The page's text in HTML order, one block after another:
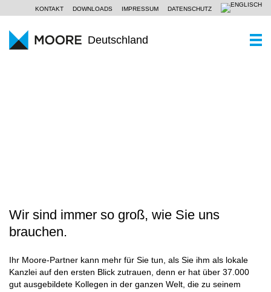
KONTAKT DOWNLOADS IMPRESSUM DATENSCHUTZ
Deutschland
Spezialkenntnisse
KARRIERE
Wir sind immer so groß, wie Sie uns
brauchen.
Ihr Moore-Partner kann mehr für Sie tun, als Sie ihm als lokale
Kanzlei auf den ersten Blick zutrauen, denn er hat über 37.000
gut ausgebildete Kollegen in der ganzen Welt, die zu seinem